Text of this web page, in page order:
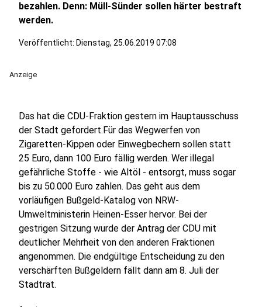
bezahlen. Denn: Müll-Sünder sollen härter bestraft
werden.
Veröffentlicht: Dienstag, 25.06.2019 07:08
Anzeige
Das hat die CDU-Fraktion gestern im Hauptausschuss
der Stadt gefordert.Für das Wegwerfen von
Zigaretten-Kippen oder Einwegbechern sollen statt
25 Euro, dann 100 Euro fällig werden. Wer illegal
gefährliche Stoffe - wie Altöl - entsorgt, muss sogar
bis zu 50.000 Euro zahlen. Das geht aus dem
vorläufigen Bußgeld-Katalog von NRW-
Umweltministerin Heinen-Esser hervor. Bei der
gestrigen Sitzung wurde der Antrag der CDU mit
deutlicher Mehrheit von den anderen Fraktionen
angenommen. Die endgültige Entscheidung zu den
verschärften Bußgeldern fällt dann am 8. Juli der
Stadtrat.